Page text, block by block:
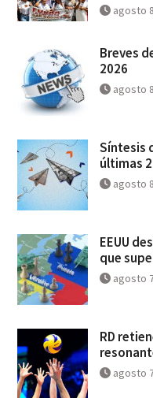
agosto
Breves
2026
agosto
Síntesis
últimas
agosto
EEUU
que
agosto
RD
agosto